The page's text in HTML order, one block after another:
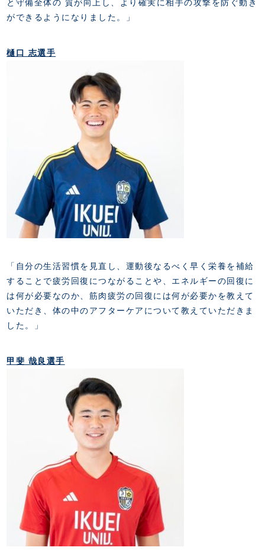
と守備全体の 質が向上し、より確実に相手の攻撃を防ぐ動き
ができるようになりました。」
樋口 志選手
「自分の生活習慣を見直し、運動後なるべく早く栄養を補給
することで疲労回復につながることや、エネルギーの回復に
は何が必要なのか、筋肉疲労の回復には何が必要かを教えて
いただき、体の中のアフターケアについて教えていただきま
した。」
甲斐 哉良選手